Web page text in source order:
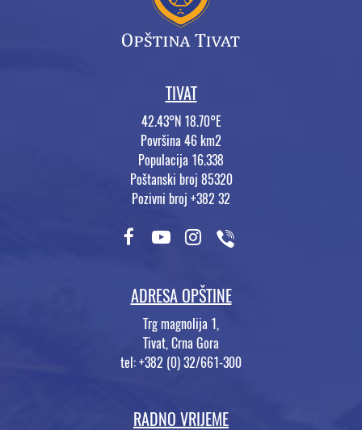
TIVAT
42.43°N 18.70°E
Površina 46 km2
Populacija 16.338
Poštanski broj 85320
Pozivni broj +382 32
ADRESA OPŠTINE
Trg magnolija 1,
Tivat, Crna Gora
tel: +382 (0) 32/661-300
RADNO VRIJEME